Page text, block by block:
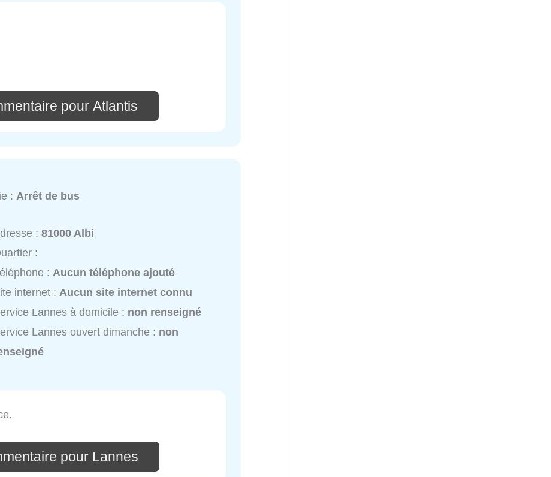
pour Atlantis
: Arrêt de bus
:81000 Albi
:
: Aucun téléphone ajouté
internet : Aucun site internet connu
Lannes à domicile : non renseigné
Lannes ouvert dimanche : non
pour Lannes